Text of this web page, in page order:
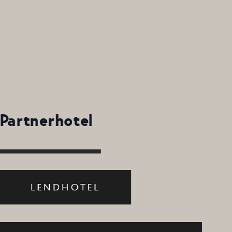
Partnerhotel
LENDHOTEL